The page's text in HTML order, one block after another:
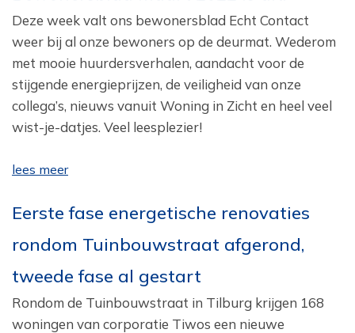
Deze week valt ons bewonersblad Echt Contact
weer bij al onze bewoners op de deurmat. Wederom
met mooie huurdersverhalen, aandacht voor de
stijgende energieprijzen, de veiligheid van onze
collega’s, nieuws vanuit Woning in Zicht en heel veel
wist-je-datjes. Veel leesplezier!
lees meer
Eerste fase energetische renovaties
rondom Tuinbouwstraat afgerond,
tweede fase al gestart
Rondom de Tuinbouwstraat in Tilburg krijgen 168
woningen van corporatie Tiwos een nieuwe